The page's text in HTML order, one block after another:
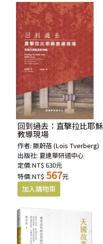
回到過去：直擊拉比耶穌
教導現場
作者:滕蔚蓓 (Lois Tverberg)
出版社: 夏達華研道中心
定價:NT$ 630元
特價:NT$ 567元